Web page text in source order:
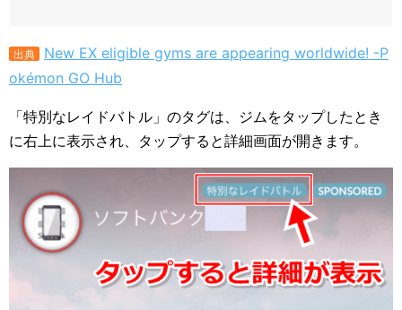
出典
New EX eligible gyms are appearing worldwide! -P
okémon GO Hub
「特別なレイドバトル」のタグは、ジムをタップしたとき
に右上に表示され、タップすると詳細画面が開きます。